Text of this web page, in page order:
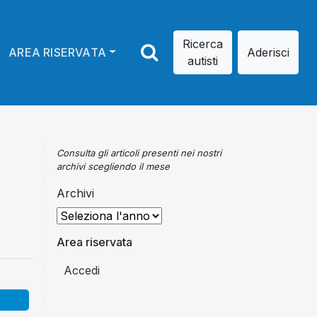
AREA RISERVATA
Ricerca
autisti
Aderisci
Consulta gli articoli presenti nei nostri
archivi scegliendo il mese
Archivi
Area riservata
Accedi